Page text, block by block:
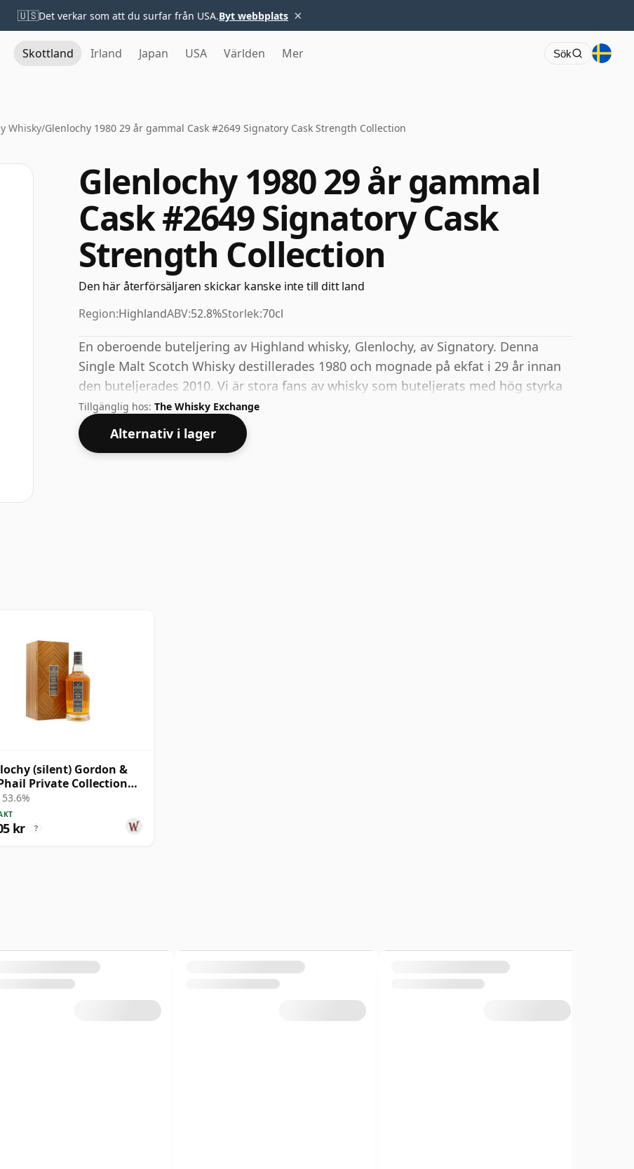
🇺🇸Det verkar som att du surfar från USA.Byt webbplats ×
Skottland Irland Japan USA Världen Mer Sök
Whisky/Glenlochy 1980 29 år gammal Cask #2649 Signatory Cask Strength Collection
Glenlochy 1980 29 år gammal
Cask #2649 Signatory Cask
Strength Collection
Den här återförsäljaren skickar kanske inte till ditt land
Region:HighlandABV:52.8%Storlek:70cl
En oberoende buteljering av Highland whisky, Glenlochy, av Signatory. Denna
Single Malt Scotch Whisky destillerades 1980 och mognade på ekfat i 29 år innan
den buteljerades 2010. Vi är stora fans av whisky som buteljerats med hög styrka
och denna buteljering har 52,8 %.
Tillgänglig hos: The Whisky Exchange
Alternativ i lager
(silent) Gordon &
Private Collection
Cask # 1979 43 år
kr ?